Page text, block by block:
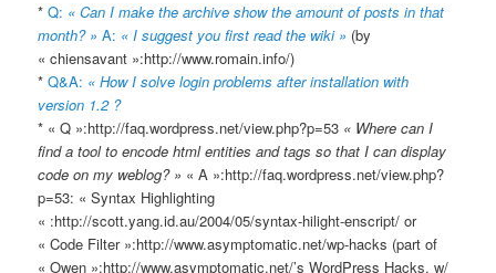
*Q: « Can I make the archive show the amount of posts in that
month? » A: « I suggest you first read the wiki » (by
« chiensavant »:http://www.romain.info/)
*Q&A: « How I solve login problems after installation with
version 1.2 ?
* « Q »:http://faq.wordpress.net/view.php?p=53 « Where can I
find a tool to encode html entities and tags so that I can display
code on my weblog? » « A »:http://faq.wordpress.net/view.php?
p=53: « Syntax Highlighting
« :http://scott.yang.id.au/2004/05/syntax-hilight-enscript/ or
« Code Filter »:http://www.asymptomatic.net/wp-hacks (part of
« Owen »:http://www.asymptomatic.net/’s WordPress Hacks, w/